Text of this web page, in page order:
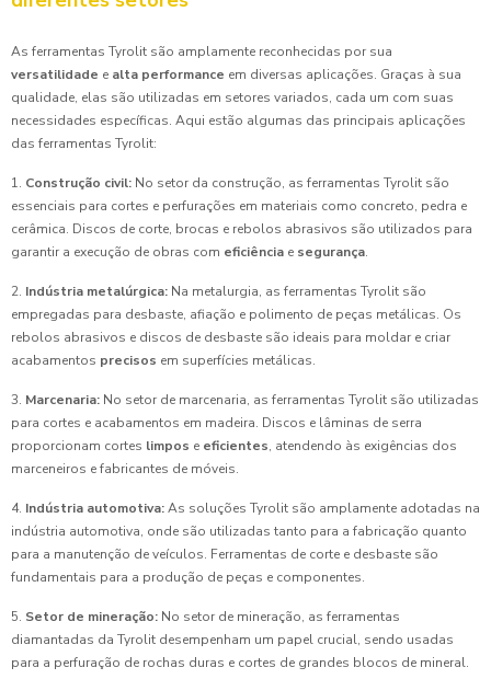
As ferramentas Tyrolit são amplamente reconhecidas por sua
versatilidade e alta performance em diversas aplicações. Graças à sua
qualidade, elas são utilizadas em setores variados, cada um com suas
necessidades específicas. Aqui estão algumas das principais aplicações
das ferramentas Tyrolit:
1. Construção civil: No setor da construção, as ferramentas Tyrolit são
essenciais para cortes e perfurações em materiais como concreto, pedra e
cerâmica. Discos de corte, brocas e rebolos abrasivos são utilizados para
garantir a execução de obras com eficiência e segurança.
2. Indústria metalúrgica: Na metalurgia, as ferramentas Tyrolit são
empregadas para desbaste, afiação e polimento de peças metálicas. Os
rebolos abrasivos e discos de desbaste são ideais para moldar e criar
acabamentos precisos em superfícies metálicas.
3. Marcenaria: No setor de marcenaria, as ferramentas Tyrolit são utilizadas
para cortes e acabamentos em madeira. Discos e lâminas de serra
proporcionam cortes limpos e eficientes, atendendo às exigências dos
marceneiros e fabricantes de móveis.
4. Indústria automotiva:As soluções Tyrolit são amplamente adotadas na
indústria automotiva, onde são utilizadas tanto para a fabricação quanto
para a manutenção de veículos. Ferramentas de corte e desbaste são
fundamentais para a produção de peças e componentes.
5. Setor de mineração: No setor de mineração, as ferramentas
diamantadas da Tyrolit desempenham um papel crucial, sendo usadas
para a perfuração de rochas duras e cortes de grandes blocos de mineral.